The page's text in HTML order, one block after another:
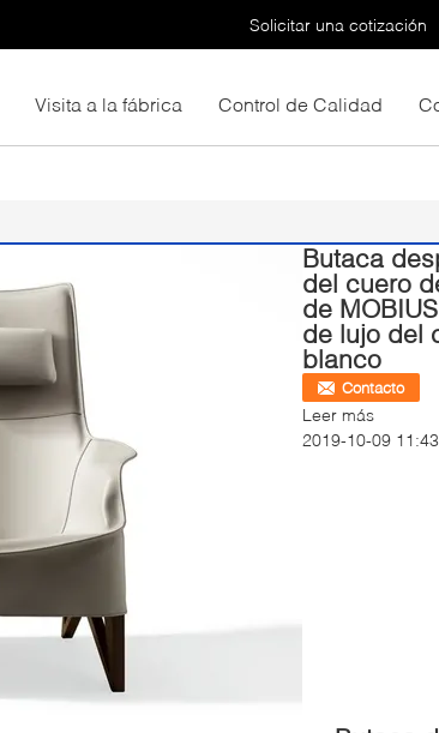
Solicitar una cotización
Visita a la fábrica Control de Calidad
Butaca
del cuero
de
de lujo del
blanco
Contacto
Leer más
2019-10-09